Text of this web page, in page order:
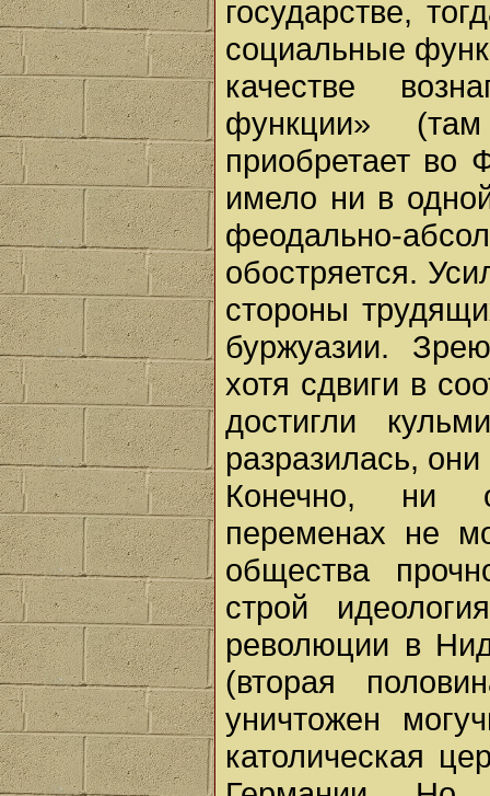
государстве,
социальные
качестве
функции»
приобретает во
имело ни в
феодально-
обостряется.
стороны
буржуазии.
хотя сдвиги в
достигли
разразилась,
Конечно, ни о
переменах не
общества
строй
революции в
(вторая
уничтожен
католическая